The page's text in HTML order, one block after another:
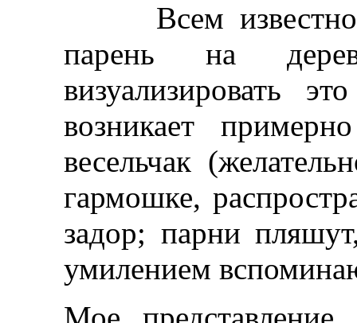
Всем известно,
парень на
визуализировать
возникает
весельчак
гармошке,
задор; парни
умилением